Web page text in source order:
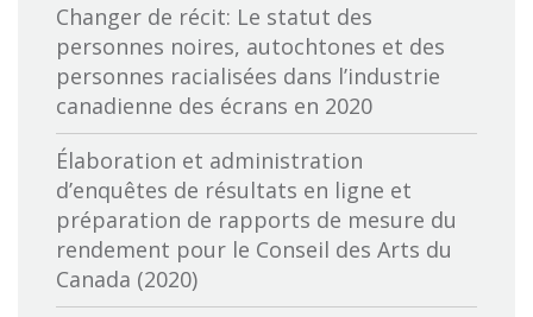
autochtones
Calgary International Film Festival
Canadian Media Producers Association
CBC-Société de Radio Canada
Cineworks
Changer de récit: Le statut des
personnes noires, autochtones et des
personnes racialisées dans l’industrie
canadienne des écrans en 2020
Élaboration et administration
d’enquêtes de résultats en ligne et
préparation de rapports de mesure du
rendement pour le Conseil des Arts du
Canada (2020)